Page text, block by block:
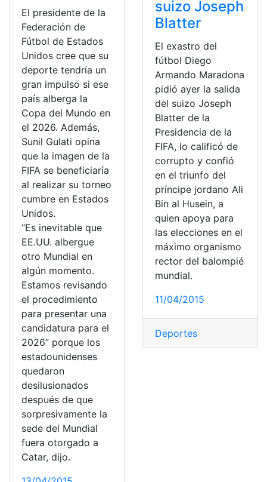
El presidente de la
Federación de
Fútbol de Estados
Unidos cree que su
deporte tendría un
gran impulso si ese
país alberga la
Copa del Mundo en
el 2026. Además,
Sunil Gulati opina
que la imagen de la
FIFA se beneficiaría
al realizar su torneo
cumbre en Estados
Unidos.
“Es inevitable que
EE.UU. albergue
otro Mundial en
algún momento.
Estamos revisando
el procedimiento
para presentar una
candidatura para el
2026” porque los
estadounidenses
quedaron
desilusionados
después de que
sorpresivamente la
sede del Mundial
fuera otorgado a
Catar, dijo.
suizo Joseph
Blatter
El exastro del
fútbol Diego
Armando Maradona
pidió ayer la salida
del suizo Joseph
Blatter de la
Presidencia de la
FIFA, lo calificó de
corrupto y confió
en el triunfo del
príncipe jordano Ali
Bin al Husein, a
quien apoya para
las elecciones en el
máximo organismo
rector del balompié
mundial.
11/04/2015
Deportes